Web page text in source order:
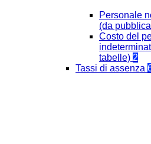
Personale
(da
Costo del
tabelle) 2
Tassi di assenza